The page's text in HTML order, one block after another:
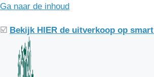
Ga naar de inhoud
☑️ Bekijk HIER de uitverkoop op